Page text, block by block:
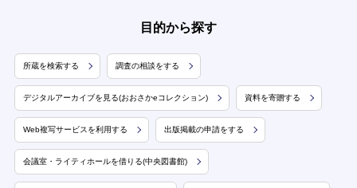
目的から探す
所蔵を検索する 調査の相談をする
デジタルアーカイブを見る(おおさかeコレクション) 資料を寄贈する
Web複写サービスを利用する 出版掲載の申請をする
会議室・ライティホールを借りる(中央図書館)